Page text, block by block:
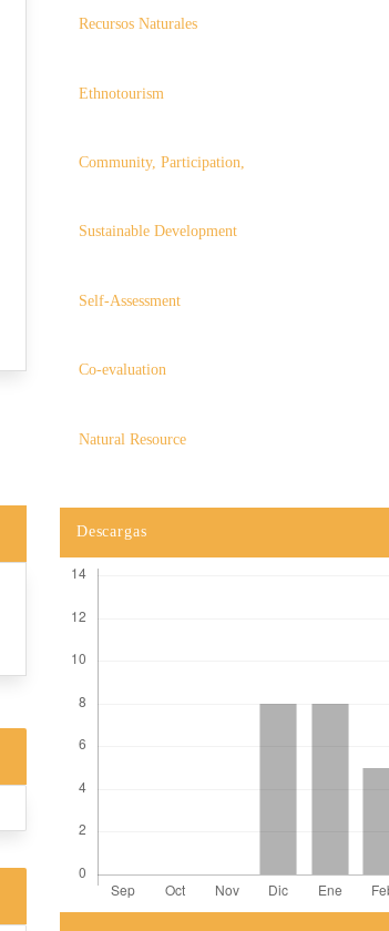
Recursos Naturales
Ethnotourism
Community, Participation,
Sustainable Development
Self-Assessment
Co-evaluation
Natural Resource
Descargas